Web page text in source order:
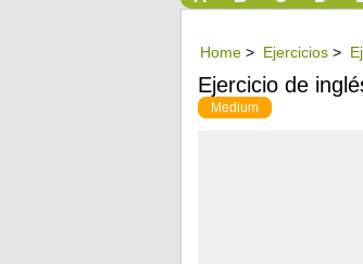
Home > Ejercicios >
Ejercicio de
Medium